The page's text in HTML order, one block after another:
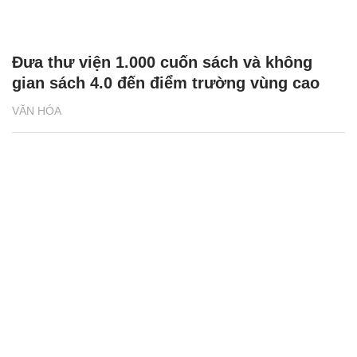
VĂN HÓA
Đưa thư viện 1.000 cuốn sách và không
gian sách 4.0 đến điểm trường vùng cao